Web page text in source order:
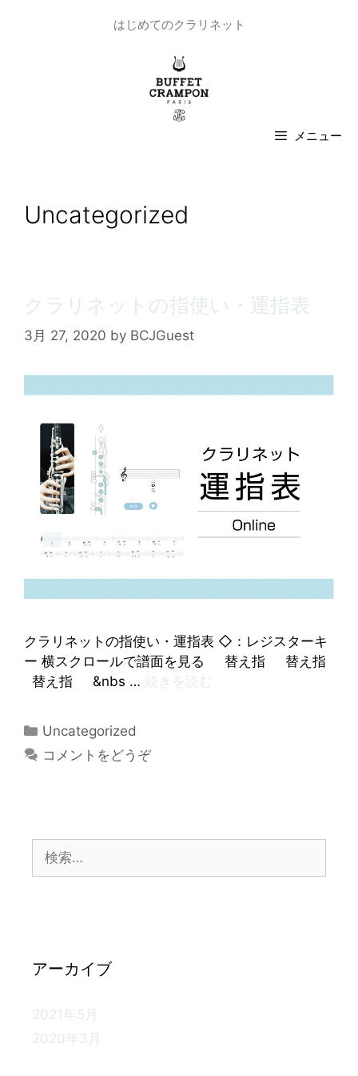
はじめてのクラリネット
メニュー
Uncategorized
クラリネットの指使い・運指表
3月 27, 2020 by BCJGuest
クラリネットの指使い・運指表 ◇：レジスターキ
ー 横スクロールで譜面を見る 替え指 替え指
替え指 &nbs … 続きを読む
Uncategorized
コメントをどうぞ
アーカイブ
2021年5月
2020年3月